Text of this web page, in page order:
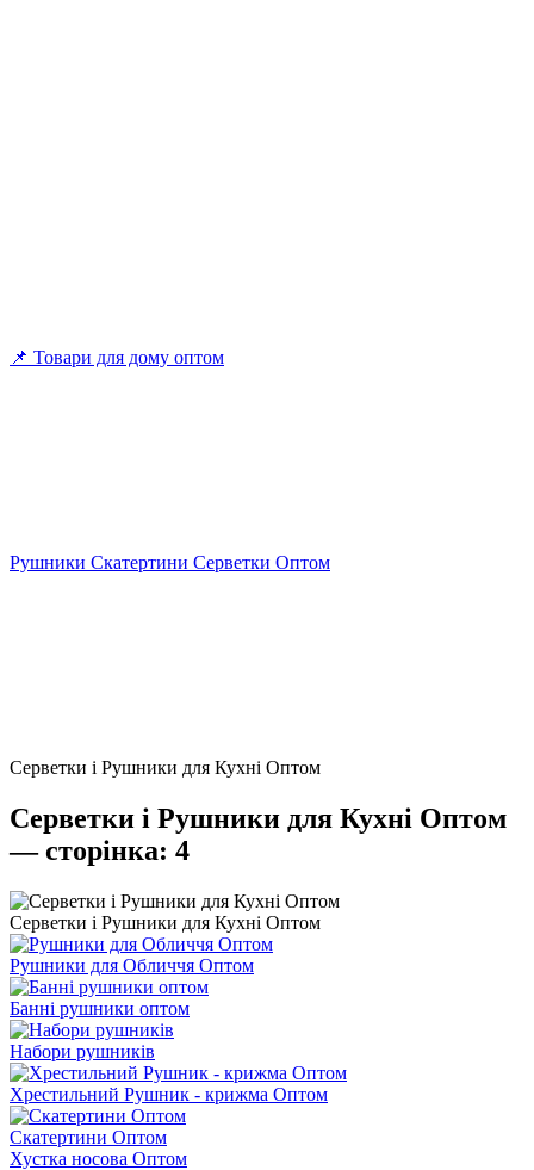
📌 Товари для дому оптом
Рушники Скатертини Серветки Оптом
Серветки і Рушники для Кухні Оптом
Серветки і Рушники для Кухні Оптом
— сторінка: 4
Серветки і Рушники для Кухні Оптом
Рушники для Обличчя Оптом
Банні рушники оптом
Набори рушників
Хрестильний Рушник - крижма Оптом
Скатертини Оптом
Хустка носова Оптом